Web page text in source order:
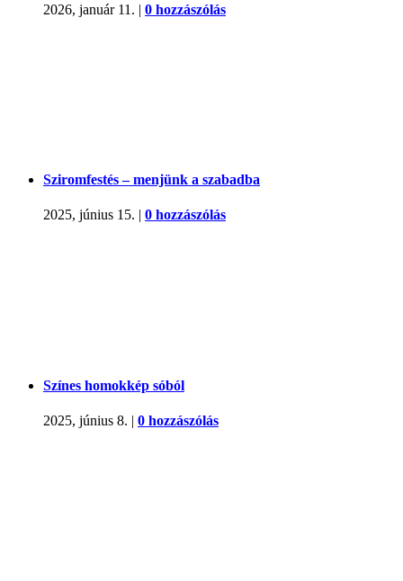
2026, január 11. | 0 hozzászólás
Sziromfestés – menjünk a szabadba
2025, június 15. | 0 hozzászólás
Színes homokkép sóból
2025, június 8. | 0 hozzászólás